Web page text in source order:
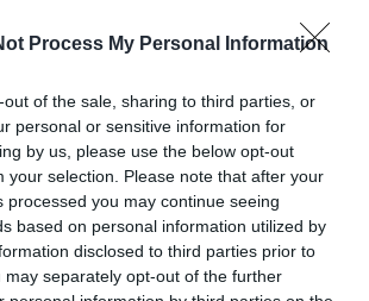
Process My Personal Information
out of the sale, sharing to third parties, or
personal or sensitive information for
by us, please use the below opt-out
your selection. Please note that after your
processed you may continue seeing
based on personal information utilized by
disclosed to third parties prior to
may separately opt-out of the further
San Gervasio- San Gervasio - Via dei
della campagna Toscana, a 25 K..."
Chiecchi- Roma - Via Ruggero Fiore, 41 (Roma)
Chiecchi è una comoda scelta per i soggiorni a Roma, a
dal Vaticano e dalla Basilica di S..."
- Casale Litta - Via Roma, 19 (Varese)
Castello sorge nel centro storico di Casale Litta, in un
e silenzioso a breve distanza d..."